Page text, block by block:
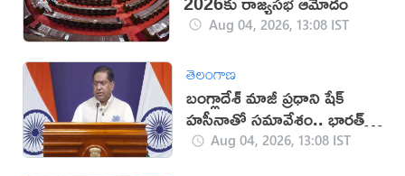
Aug 04, 2026, 13:08 IST
తెలంగాణ
బంగ్లాదేశ్ మాజీ ప్రధాని షేక్
హసీనాతో సమావేశం.. భారత్
క్లారిటీAug 04, 2026, 13:08 IST